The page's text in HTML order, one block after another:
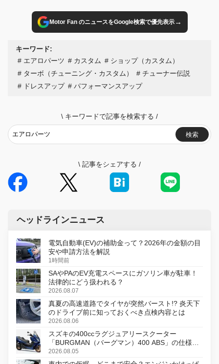
Motor Fan のニュースをGoogle検索で優先表示→
キーワード:
エアロパーツ
カスタム
ショップ（カスタム）
ターボ（チューニング・カスタム）
チューナー伝説
ドレスアップ
パフォーマンスアップ
\ キーワードで記事を検索する /
検索
\ 記事をシェアする /
ヘッドラインニュース
電気自動車(EV)の補助金って？2026年の金額の目
安や申請方法を解説
1時間前
SAやPAのEV充電スペースにガソリン車が駐車！
法律的にどう扱われる？
2026.08.07
真夏の高速道路でタイヤが突然バースト!? 炎天下
のドライブ前に知っておくべき点検内容とは
2026.08.06
スズキの400ccラグジュアリースクーター
「BURGMAN（バーグマン）400 ABS」の仕様を
変更し、8月18日に発売
2026.08.05